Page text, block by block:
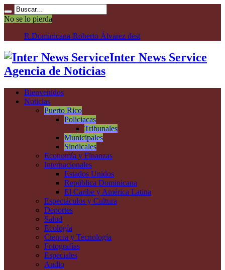
No se lo pierda
R.Dominicana-Roberto Álvarez destaca oportunidad p
Inter News Service
Agencia de Noticias
Bienvenidos
Noticias
Puerto Rico
Policiacas
Tribunales
Municipales
Sindicales
Economía y Finanzas
Internacionales
Estados Unidos
República Dominicana
El Caribe y América Latina
Espectáculos y Cultura
Deportes
Salud
Ecología
Ciencia y Tecnología
Fotografías
Especiales
Audio